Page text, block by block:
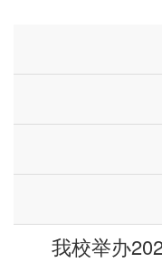
我校举办